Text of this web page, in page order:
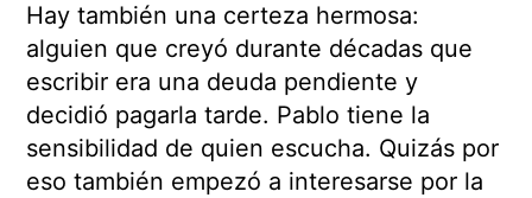
Hay también una certeza hermosa:
alguien que creyó durante décadas que
escribir era una deuda pendiente y
decidió pagarla tarde. Pablo tiene la
sensibilidad de quien escucha. Quizás por
eso también empezó a interesarse por la